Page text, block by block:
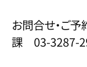
お問合せ・ご予
課 03-3287-